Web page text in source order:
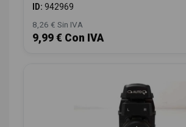
ID: 942969
8,26 € Sin IVA
9,99 € Con IVA